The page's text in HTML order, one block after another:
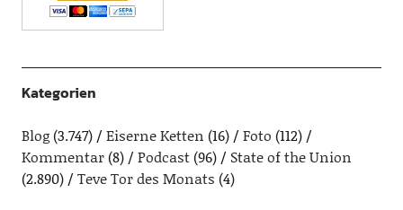
Kategorien
Blog(3.747) Eiserne Ketten (16) Foto (112)
Kommentar(8) Podcast(96)
State of the Union
(2.890)
Teve Tor des Monats (4)